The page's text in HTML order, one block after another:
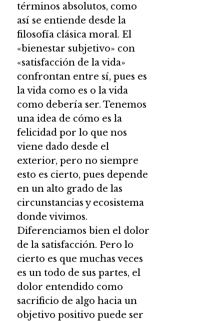
términos absolutos, como
así se entiende desde la
filosofía clásica moral. El
«bienestar subjetivo» con
«satisfacción de la vida»
confrontan entre sí, pues es
la vida como es o la vida
como debería ser. Tenemos
una idea de cómo es la
felicidad por lo que nos
viene dado desde el
exterior, pero no siempre
esto es cierto, pues depende
en un alto grado de las
circunstancias y ecosistema
donde vivimos.
Diferenciamos bien el dolor
de la satisfacción. Pero lo
cierto es que muchas veces
es un todo de sus partes, el
dolor entendido como
sacrificio de algo hacia un
objetivo positivo puede ser